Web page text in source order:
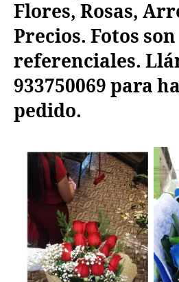
Flores, Rosas,
Precios. Fotos son
referenciales.
933750069 para
pedido.